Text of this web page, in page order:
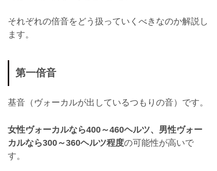
それぞれの倍音をどう扱っていくべきなのか解説し
ます。
第一倍音
基音（ヴォーカルが出しているつもりの音）です。
女性ヴォーカルなら400～460ヘルツ、男性ヴォー
カルなら300～360ヘルツ程度の可能性が高いで
す。